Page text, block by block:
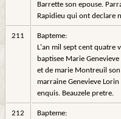
Barrette son epouse.
Rapidieu qui ont declare
211
Bapteme:
L'an mil sept cent quatre
baptisee Marie
et de marie Montreuil
marraine Genevieve
enquis. Beauzele pretre.
212
Bapteme: